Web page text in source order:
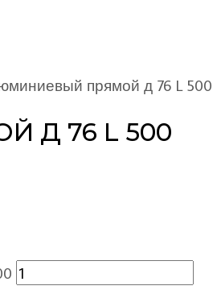
прямой д 76 L 500
Д 76 L 500